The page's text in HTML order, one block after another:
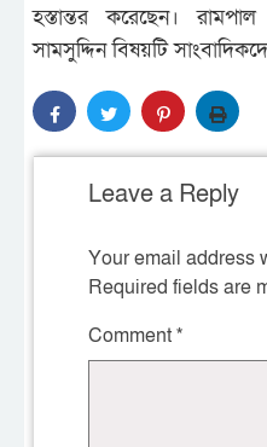
হস্তান্তর করেছেন।
সামসুদ্দিন বিষয়টি
Leave a Reply
Your email address
Required fields are
Comment*